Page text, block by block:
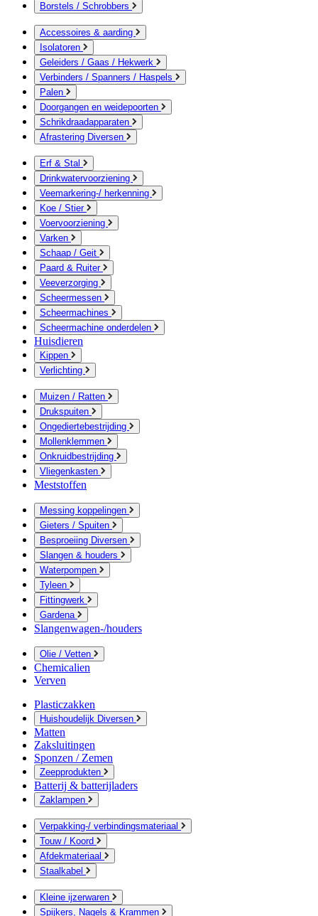
Borstels / Schrobbers
Accessoires & aarding
Isolatoren
Geleiders / Gaas / Hekwerk
Verbinders / Spanners / Haspels
Palen
Doorgangen en weidepoorten
Schrikdraadapparaten
Afrastering Diversen
Erf & Stal
Drinkwatervoorziening
Veemarkering-/ herkenning
Koe / Stier
Voervoorziening
Varken
Schaap / Geit
Paard & Ruiter
Veeverzorging
Scheermessen
Scheermachines
Scheermachine onderdelen
Huisdieren
Kippen
Verlichting
Muizen / Ratten
Drukspuiten
Ongediertebestrijding
Mollenklemmen
Onkruidbestrijding
Vliegenkasten
Meststoffen
Messing koppelingen
Gieters / Spuiten
Besproeiing Diversen
Slangen & houders
Waterpompen
Tyleen
Fittingwerk
Gardena
Slangenwagen-/houders
Olie / Vetten
Chemicalien
Verven
Plasticzakken
Huishoudelijk Diversen
Matten
Zaksluitingen
Sponzen / Zemen
Zeepprodukten
Batterij & batterijladers
Zaklampen
Verpakking-/ verbindingsmateriaal
Touw / Koord
Afdekmateriaal
Staalkabel
Kleine ijzerwaren
Spijkers, Nagels & Krammen